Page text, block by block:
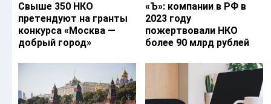
Свыше 350 НКО
претендуют на гранты
конкурса «Москва —
добрый город»
«Ъ‎»: компании в РФ в
2023 году
пожертвовали НКО
более 90 млрд рублей